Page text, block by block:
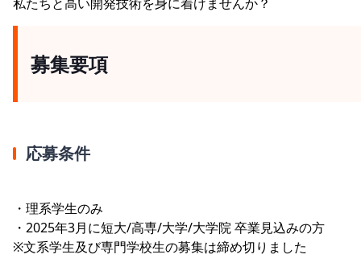
募集要項
応募条件
・理系学生のみ
・2025年3月に短大/高専/大学/大学院 卒業見込みの方
※文系学生及び専門学校生の募集は締め切りました